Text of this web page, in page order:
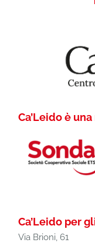
Ca’Leido è
Ca’Leido per
Via Brioni, 61